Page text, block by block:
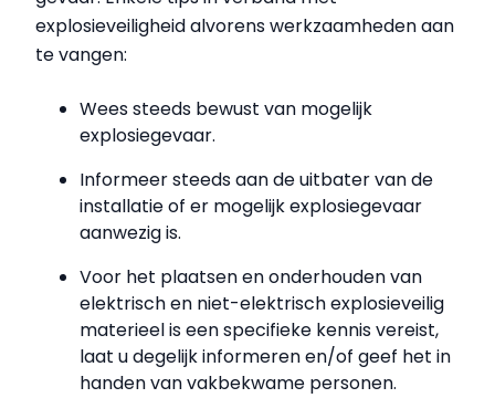
explosieveiligheid alvorens werkzaamheden aan
te vangen:
Wees steeds bewust van mogelijk
explosiegevaar.
Informeer steeds aan de uitbater van de
installatie of er mogelijk explosiegevaar
aanwezig is.
Voor het plaatsen en onderhouden van
elektrisch en niet-elektrisch explosieveilig
materieel is een specifieke kennis vereist,
laat u degelijk informeren en/of geef het in
handen van vakbekwame personen.